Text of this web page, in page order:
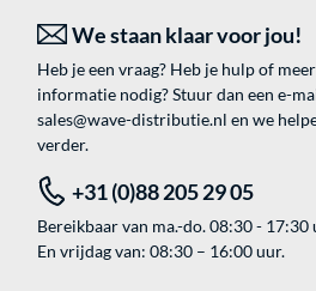
We staan klaar voor jou!
Heb je een vraag? Heb je hulp of meer
informatie nodig? Stuur dan een e-
sales@wave-distributie.nl en we
verder.
+31 (0)88 205 29 05
Bereikbaar van ma.-do. 08:30 - 17:30
En vrijdag van: 08:30 – 16:00 uur.